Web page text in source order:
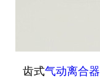
齿式气动离合器